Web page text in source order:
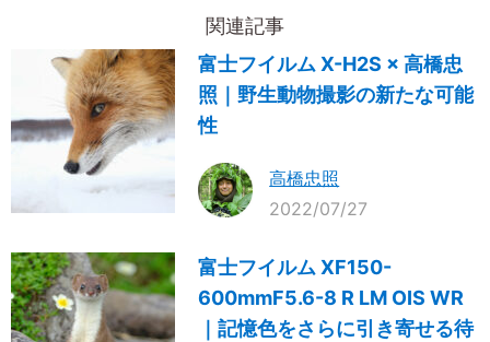
関連記事
富士フイルム X-H2S × 高橋忠
照｜野生動物撮影の新たな可能
性
高橋忠照
2022/07/27
富士フイルム XF150-
600mmF5.6-8 R LM OIS WR
｜記憶色をさらに引き寄せる待